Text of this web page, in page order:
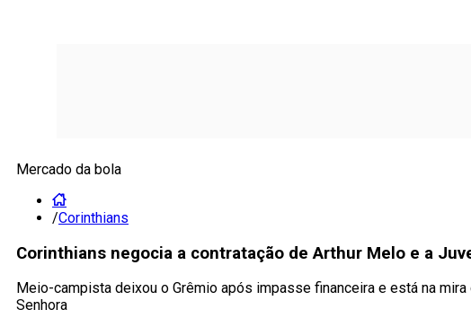
Mercado da bola
/Corinthians
Corinthians negocia a contratação de Arthur Melo e a
Meio-campista deixou o Grêmio após impasse financeira e está na
Senhora